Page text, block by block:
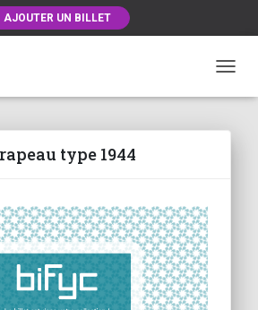
AJOUTER UN BILLET
type 1944